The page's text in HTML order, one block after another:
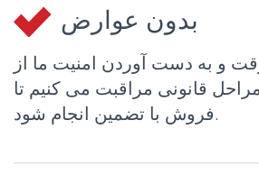
بدون عوارض
و به دست آوردن امنیت ما از
قانونی مراقبت می کنیم تا
فروش با تضمین انجام شود.